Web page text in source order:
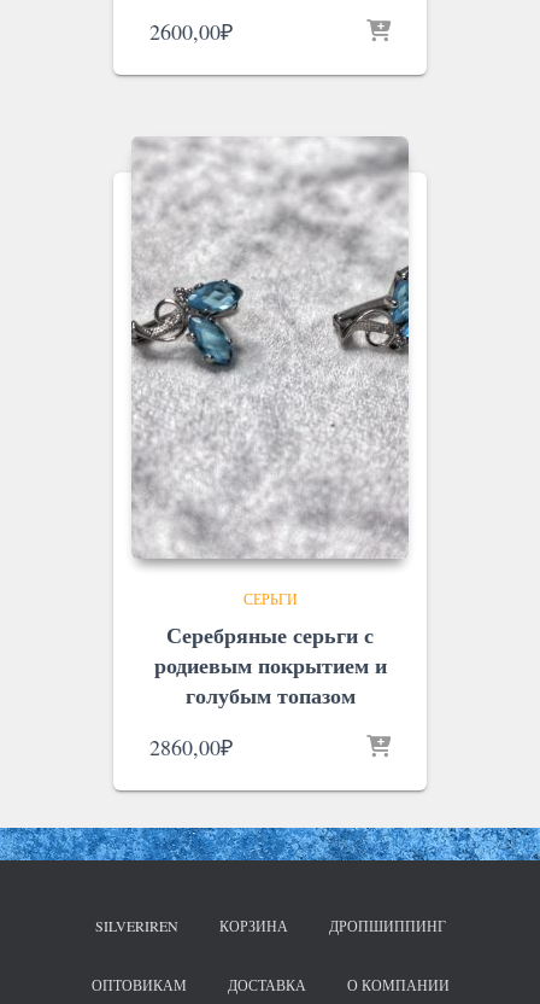
2600,00₽
СЕРЬГИ
Серебряные серьги с
родиевым покрытием и
голубым топазом
2860,00₽
SILVERIREN КОРЗИНА ДРОПШИППИНГ
ОПТОВИКАМ ДОСТАВКА О КОМПАНИИ